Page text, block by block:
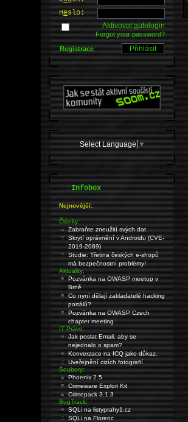
Heslo:
Aktivovatautologin
Forgot your password?
Registrace
Select Language ▼
.Infobox
Nejnovější:
Články:
Zabraňte zneužití svých dat
Skrytí oprávnění v Androidu (CVE-
2019-2089)
Studie: Třetina českých e-shopů
má bezpečnostní problémy!
Aktuality:
Pozvánka na OWASP meetup v
Brně
Co nyní dělají zakladatelé hacking
portálů?
Pozvánka na OWASP Czech
chapter meeting
IT Právo:
Jak poslat Email, aby se
nejednalo o spam?
Konverzace na ICQ jako důkaz.
Uveřejnění cizích fotografií
Soubory:
Phoenix 2.5
Crimeware Exploit Kit
Crimepack 3.1.3
BugTrack:
SQLi na listyprahy1.cz
SQLi na Florenc